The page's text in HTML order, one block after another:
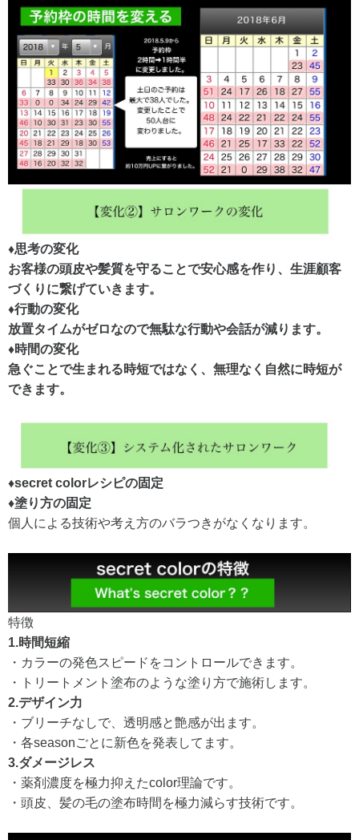
♦︎思考の変化
お客様の頭皮や髪質を守ることで安心感を作り、生涯顧客
づくりに繋げていきます。
♦︎行動の変化
放置タイムがゼロなので無駄な行動や会話が減ります。
♦︎時間の変化
急ぐことで生まれる時短ではなく、無理なく自然に時短が
できます。
♦︎secret colorレシピの固定
♦︎塗り方の固定
個人による技術や考え方のバラつきがなくなります。
特徴
1.時間短縮
・カラーの発色スピードをコントロールできます。
・トリートメント塗布のような塗り方で施術します。
2.デザイン力
・ブリーチなしで、透明感と艶感が出ます。
・各seasonごとに新色を発表してます。
3.ダメージレス
・薬剤濃度を極力抑えたcolor理論です。
・頭皮、髪の毛の塗布時間を極力減らす技術です。